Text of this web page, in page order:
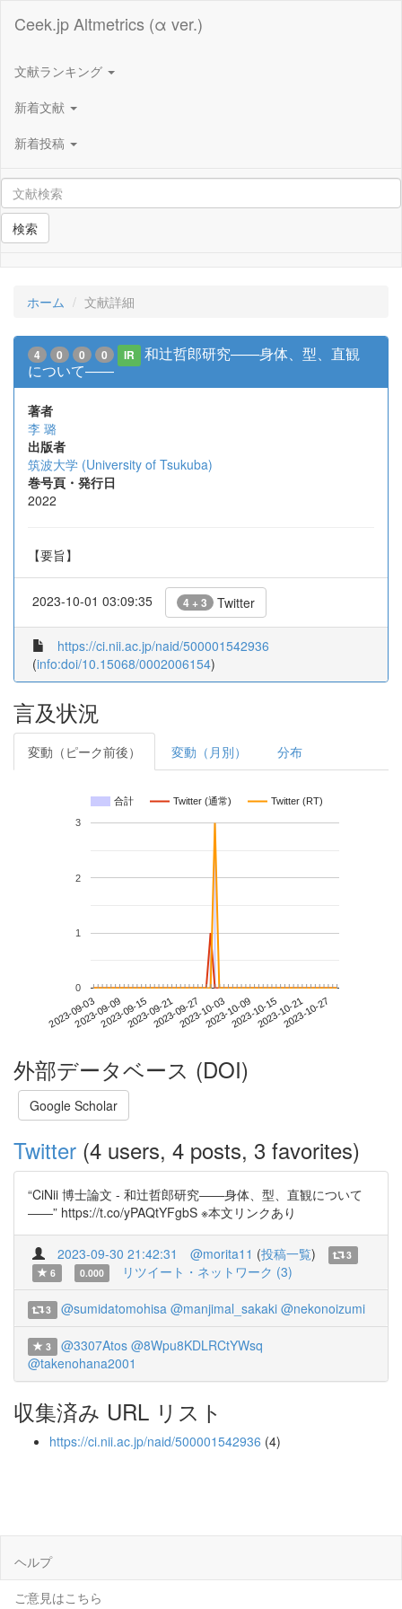
Ceek.jp Altmetrics (α ver.)
文献ランキング
新着文献
新着投稿
検索
ホーム 文献詳細
4 0 0 0 IR
和辻哲郎研究――身体、型、直観
について――
著者
李 璐
出版者
筑波大学 (University of Tsukuba)
巻号頁・発行日
2022
【要旨】
2023-10-01 03:09:35 4 + 3 Twitter
https://ci.nii.ac.jp/naid/500001542936
(info:doi/10.15068/0002006154)
言及状況
変動（ピーク前後） 変動（月別） 分布
合計 Twitter (通常) Twitter (RT)
2023-09-032023-09-092023-09-152023-09-212023-09-272023-10-032023-10-092023-10-152023-10-212023-10-27
0
1
2
3
外部データベース (DOI)
Google Scholar
Twitter (4 users, 4 posts, 3 favorites)
“CiNii 博士論文 - 和辻哲郎研究――身体、型、直観について
――” https://t.co/yPAQtYFgbS ※本文リンクあり
2023-09-30 21:42:31 @morita11 (投稿一覧)
3
6
0.000 リツイート・ネットワーク (3)
3 @sumidatomohisa @manjimal_sakaki @nekonoizumi
3 @3307Atos @8Wpu8KDLRCtYWsq
@takenohana2001
収集済み URL リスト
https://ci.nii.ac.jp/naid/500001542936 (4)
ヘルプ
ご意見はこちら